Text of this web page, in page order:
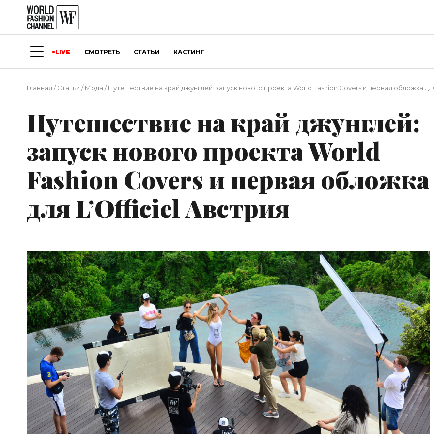
LIVE СМОТРЕТЬ СТАТЬИ КАСТИНГ
Главная /Статьи /Мода /Путешествие на край джунглей: запуск нового проекта World Fashion Covers и первая обложка
Путешествие на край джунглей:
запуск нового проекта World
Fashion Covers и первая обложка
для L’Officiel Австрия